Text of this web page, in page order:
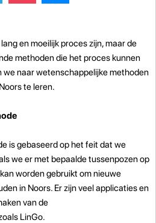
en moeilijk proces zijn, maar de
methoden die het proces kunnen
we naar wetenschappelijke methoden
te leren.
is gebaseerd op het feit dat we
we er met bepaalde tussenpozen op
worden gebruikt om nieuwe
in Noors. Er zijn veel applicaties en
van de
LinGo.